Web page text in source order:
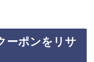
ーポンをリサ